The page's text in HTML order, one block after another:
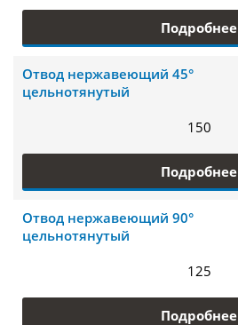
Подробнее
Отвод нержавеющий 45°
цельнотянутый
150
Подробнее
Отвод нержавеющий 90°
цельнотянутый
125
Подробнее